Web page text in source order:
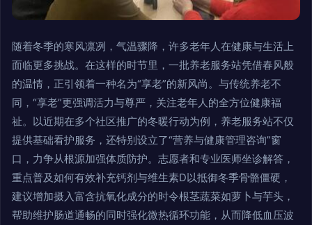
随着冬季的寒风凛冽，气温骤降，许多老年人在健康与生活上
面临更多挑战。在这样的时节里，一批养老服务站凭借春风般
的温情，正引领着一种名为“享老”的新风尚。与传统养老不
同，“享老”更强调活力与尊严，关注老年人的全方位健康福
祉。以近期在多个社区推广的冬暖行动为例，养老服务站不仅
提供基础看护服务，还特别设立了“营养与健康管理咨询”窗
口，力争从根源加强体质防护。志愿者和专业医师坐诊解答，
重点普及如何有效补充钙剂与维生素D以抵御冬季骨骼僵硬，
建议增加摄入富含抗氧化成分的时令根茎蔬菜如萝卜与芋头，
帮助维护肠道通畅的同时强化微热循环功能，从而降低血压波